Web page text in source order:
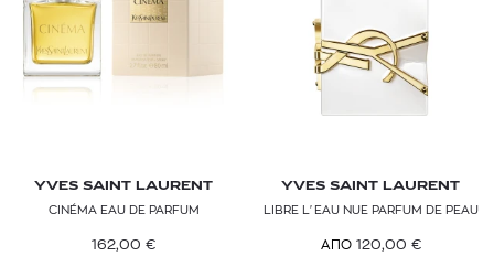
YVES SAINT LAURENT
CINÉMA EAU DE PARFUM
162,00 €
YVES SAINT LAURENT
LIBRE L'EAU NUE PARFUM DE PEAU
ΑΠΟ 120,00 €